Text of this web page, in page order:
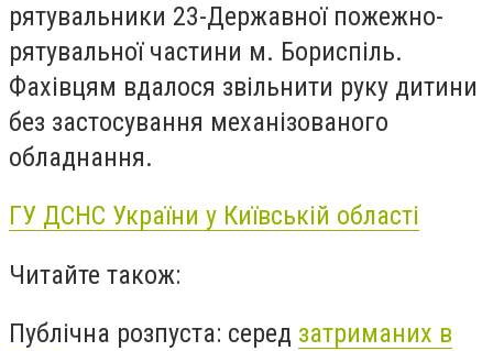
рятувальники 23-Державної пожежно-
рятувальної частини м. Бориспіль.
Фахівцям вдалося звільнити руку дитини
без застосування механізованого
обладнання.
ГУ ДСНС України у Київській області
Читайте також:
Публічна розпуста: серед затриманих в